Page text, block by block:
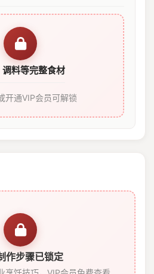
调料等完整食材
开通VIP会员可解锁
作步骤已锁定